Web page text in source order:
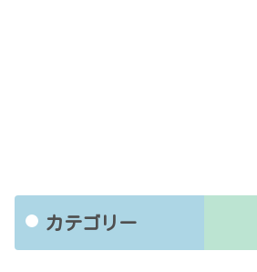
カテゴリー